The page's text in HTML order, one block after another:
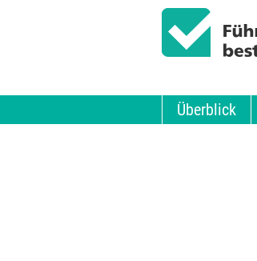
Überblick